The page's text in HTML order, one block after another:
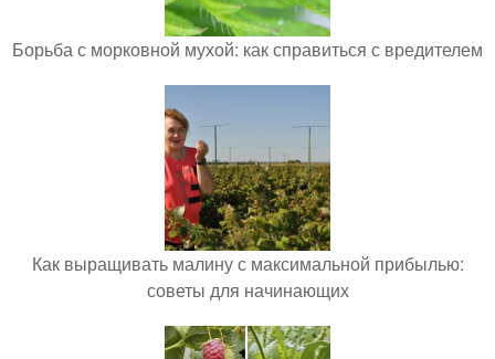
Борьба с морковной мухой: как справиться с вредителем
Как выращивать малину с максимальной прибылью:
советы для начинающих